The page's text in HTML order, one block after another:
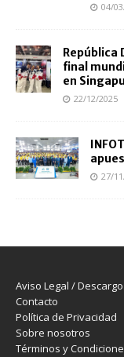
04/
República
final
en
22/12/2025
27/
Aviso Legal /
Contacto
Política de Privacidad
Sobre nosotros
Términos y